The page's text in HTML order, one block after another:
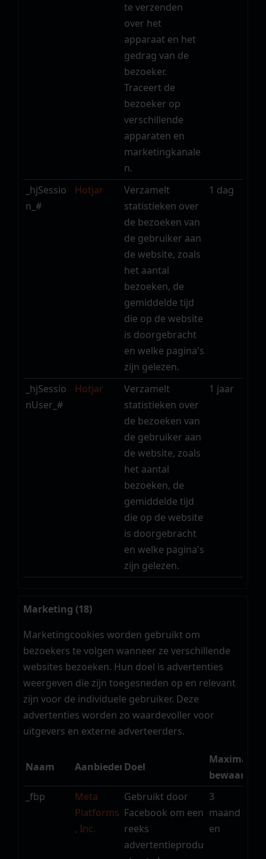
te verzenden
over het
apparaat en het
gedrag van de
bezoeker.
Traceert de
bezoeker op
verschillende
apparaten en
marketingkanale
n.
_hjSessio
n_#
Hotjar
Verzamelt
statistieken over
de bezoeken van
de gebruiker aan
de website, zoals
het aantal
bezoeken, de
gemiddelde tijd
die op de website
is doorgebracht
en welke pagina's
zijn gelezen.
1 dag
_hjSessio
nUser_#
Hotjar
Verzamelt
statistieken over
de bezoeken van
de gebruiker aan
de website, zoals
het aantal
bezoeken, de
gemiddelde tijd
die op de website
is doorgebracht
en welke pagina's
zijn gelezen.
1 jaar
Marketing (18)
Marketingcookies worden gebruikt om
bezoekers te volgen wanneer ze verschillende
websites bezoeken. Hun doel is advertenties
weergeven die zijn toegesneden op en relevant
zijn voor de individuele gebruiker. Deze
advertenties worden zo waardevoller voor
uitgevers en externe adverteerders.
Naam Aanbieder Doel
Maximale
_fbp
Meta
Platforms
, Inc.
Gebruikt door
Facebook om een
reeks
advertentieprodu
3
maand
en